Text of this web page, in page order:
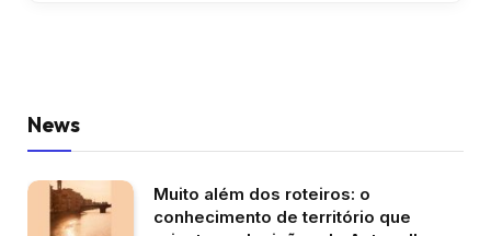
News
Muito além dos roteiros: o
conhecimento de território que